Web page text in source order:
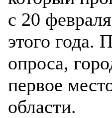
с 20
этого года.
опроса,
первое
области.